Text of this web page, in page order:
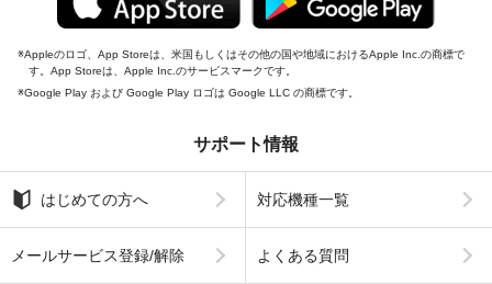
Appleのロゴ、App Storeは、米国もしくはその他の国や地域におけるApple Inc.の商標で
す。App Storeは、Apple Inc.のサービスマークです。
Google Play および Google Play ロゴは Google LLC の商標です。
サポート情報
はじめての方へ 対応機種一覧
メールサービス登録/解除 よくある質問